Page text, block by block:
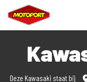
Deze Kawasaki staat bij